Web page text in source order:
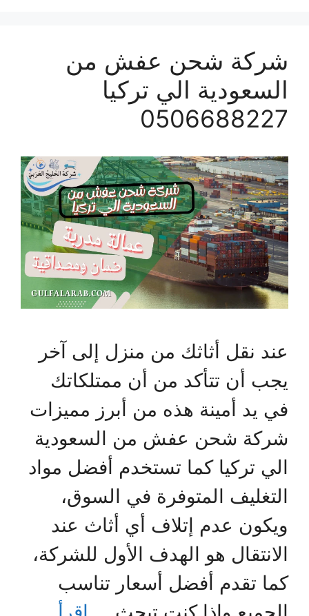
شركة شحن عفش من
السعودية الي تركيا
0506688227
عند نقل أثاثك من منزل إلى آخر
يجب أن تتأكد من أن ممتلكاتك
في يد أمينة هذه من أبرز مميزات
شركة شحن عفش من السعودية
الي تركيا كما تستخدم أفضل مواد
التغليف المتوفرة في السوق،
ويكون عدم إتلاف أي أثاث عند
الانتقال هو الهدف الأول للشركة،
كما تقدم أفضل أسعار تناسب